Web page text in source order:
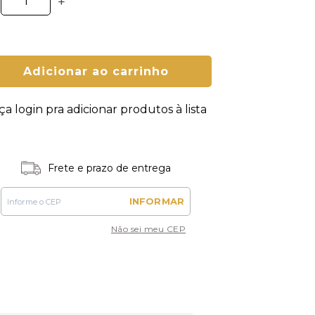
Adicionar ao carrinho
login pra adicionar produtos à lista
Frete e prazo de entrega
INFORMAR
Não sei meu CEP